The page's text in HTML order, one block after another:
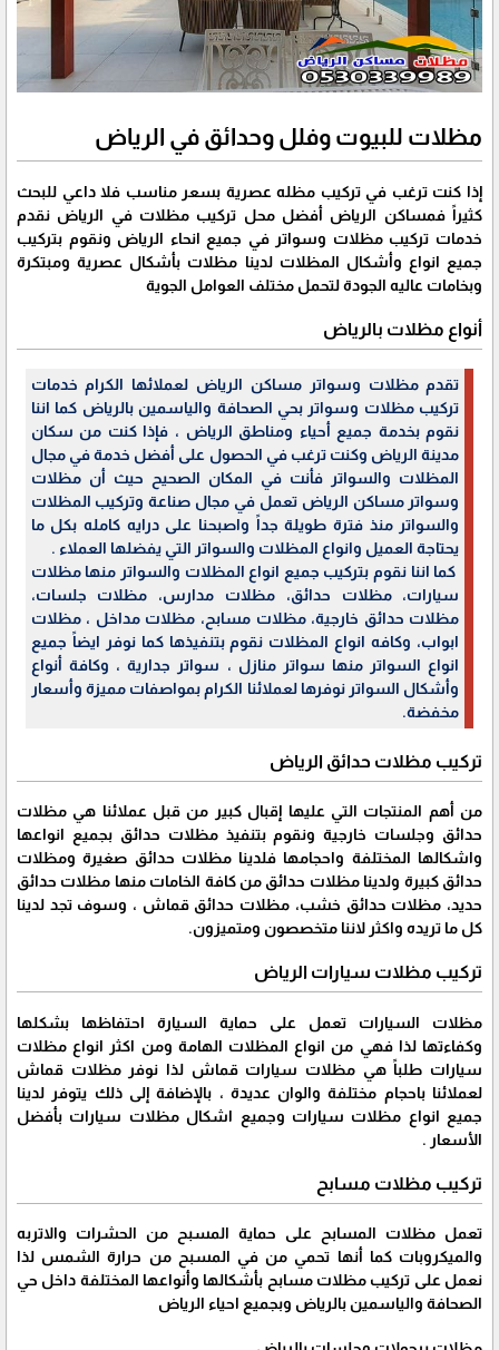
مظلات للبيوت وفلل وحدائق في الرياض
إذا كنت ترغب في تركيب مظله عصرية بسعر مناسب فلا داعي للبحث
كثيراً فمساكن الرياض أفضل محل تركيب مظلات في الرياض نقدم
خدمات تركيب مظلات وسواتر في جميع انحاء الرياض ونقوم بتركيب
جميع انواع وأشكال المظلات لدينا مظلات بأشكال عصرية ومبتكرة
وبخامات عاليه الجودة لتحمل مختلف العوامل الجوية
أنواع مظلات بالرياض
تقدم مظلات وسواتر مساكن الرياض لعملائها الكرام خدمات
تركيب مظلات وسواتر بحي الصحافة والياسمين بالرياض كما اننا
نقوم بخدمة جميع أحياء ومناطق الرياض ، فإذا كنت من سكان
مدينة الرياض وكنت ترغب في الحصول على أفضل خدمة في مجال
المظلات والسواتر فأنت في المكان الصحيح حيث أن مظلات
وسواتر مساكن الرياض تعمل في مجال صناعة وتركيب المظلات
والسواتر منذ فترة طويلة جداً واصبحنا على درايه كامله بكل ما
يحتاجة العميل وانواع المظلات والسواتر التي يفضلها العملاء .
كما اننا نقوم بتركيب جميع انواع المظلات والسواتر منها مظلات
سيارات، مظلات حدائق، مظلات مدارس، مظلات جلسات،
مظلات حدائق خارجية، مظلات مسابح، مظلات مداخل ، مظلات
ابواب، وكافه انواع المظلات نقوم بتنفيذها كما نوفر ايضاً جميع
انواع السواتر منها سواتر منازل ، سواتر جدارية ، وكافة أنواع
وأشكال السواتر نوفرها لعملائنا الكرام بمواصفات مميزة وأسعار
مخفضة.
تركيب مظلات حدائق الرياض
من أهم المنتجات التي عليها إقبال كبير من قبل عملائنا هي مظلات
حدائق وجلسات خارجية ونقوم بتنفيذ مظلات حدائق بجميع انواعها
واشكالها المختلفة واحجامها فلدينا مظلات حدائق صغيرة ومظلات
حدائق كبيرة ولدينا مظلات حدائق من كافة الخامات منها مظلات حدائق
حديد، مظلات حدائق خشب، مظلات حدائق قماش ، وسوف تجد لدينا
كل ما تريده واكثر لاننا متخصصون ومتميزون.
تركيب مظلات سيارات الرياض
مظلات السيارات تعمل على حماية السيارة احتفاظها بشكلها
وكفاءتها لذا فهي من انواع المظلات الهامة ومن اكثر انواع مظلات
سيارات طلباً هي مظلات سيارات قماش لذا نوفر مظلات قماش
لعملائنا باحجام مختلفة والوان عديدة ، بالإضافة إلى ذلك يتوفر لدينا
جميع انواع مظلات سيارات وجميع اشكال مظلات سيارات بأفضل
الأسعار .
تركيب مظلات مسابح
تعمل مظلات المسابح على حماية المسبح من الحشرات والاتربه
والميكروبات كما أنها تحمي من في المسبح من حرارة الشمس لذا
نعمل على تركيب مظلات مسابح بأشكالها وأنواعها المختلفة داخل حي
الصحافة والياسمين بالرياض وبجميع احياء الرياض